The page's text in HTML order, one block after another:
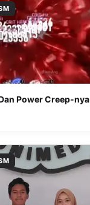
Power Creep-nya